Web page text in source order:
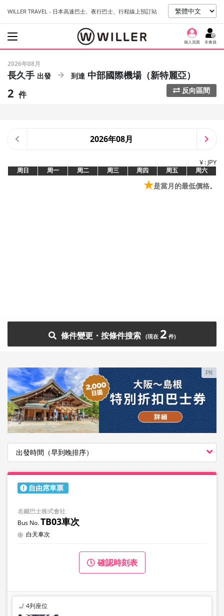
WILLER TRAVEL - 日本高速巴士、夜行巴士、行程線上預訂站
個人頁面 非會員
2026年08月
長久手 中部國際機場（新特麗亞）
2 件 反向區間
2026年08月
¥ : JPY
周日 周一 周二 周三 周四 周五 周六
★是當月的最低價格。
條件變更・按條件搜索 2
PR
自由席車票
名鐵巴士株式會社
TB03車次
白天車次
確認時刻表
4列座位